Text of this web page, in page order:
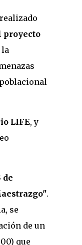
proyecto
LIFE, y
de
.
se
de un
que